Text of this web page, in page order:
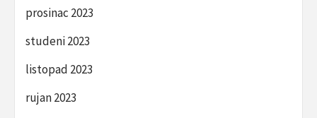
prosinac 2023
studeni 2023
listopad 2023
rujan 2023